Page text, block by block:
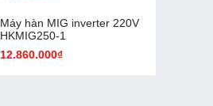
Máy hàn MIG inverter 220V
HKMIG250-1
12.860.000₫